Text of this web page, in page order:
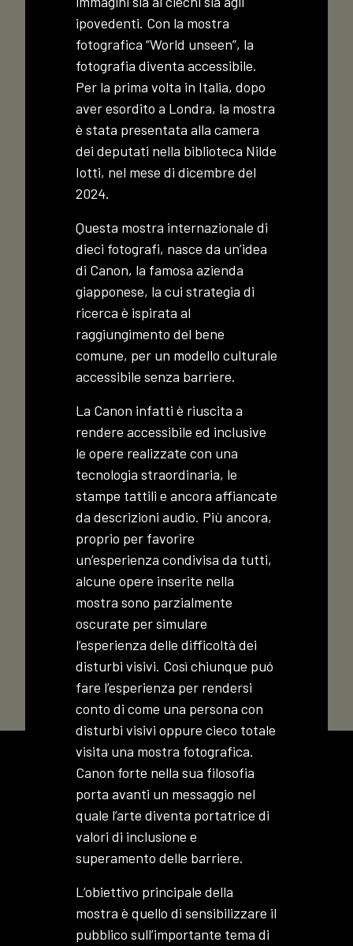
ipovedenti. Con la mostra
fotografica “World unseen”, la
fotografia diventa accessibile.
Per la prima volta in Italia, dopo
aver esordito a Londra, la mostra
è stata presentata alla camera
dei deputati nella biblioteca Nilde
Iotti, nel mese di dicembre del
2024.
Questa mostra internazionale di
dieci fotografi, nasce da un’idea
di Canon, la famosa azienda
giapponese, la cui strategia di
ricerca è ispirata al
raggiungimento del bene
comune, per un modello culturale
accessibile senza barriere.
La Canon infatti è riuscita a
rendere accessibile ed inclusive
le opere realizzate con una
tecnologia straordinaria, le
stampe tattili e ancora affiancate
da descrizioni audio. Più ancora,
proprio per favorire
un’esperienza condivisa da tutti,
alcune opere inserite nella
mostra sono parzialmente
oscurate per simulare
l’esperienza delle difficoltà dei
disturbi visivi. Così chiunque puó
fare l’esperienza per rendersi
conto di come una persona con
disturbi visivi oppure cieco totale
visita una mostra fotografica.
Canon forte nella sua filosofia
porta avanti un messaggio nel
quale l’arte diventa portatrice di
valori di inclusione e
superamento delle barriere.
L’obiettivo principale della
mostra è quello di sensibilizzare il
pubblico sull’importante tema di